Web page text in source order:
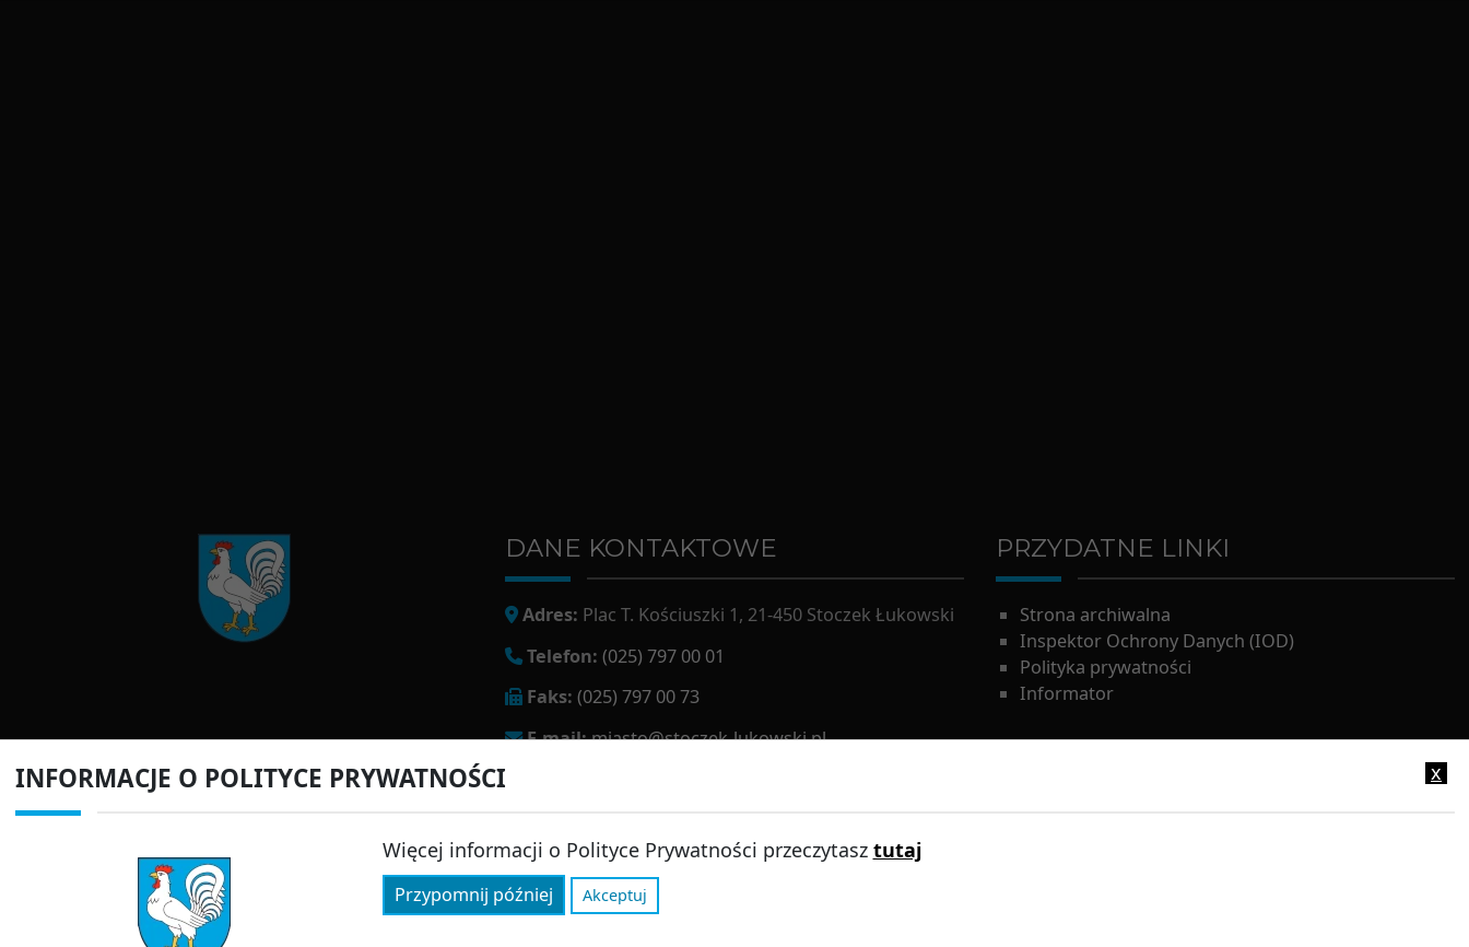
DANE KONTAKTOWE
Adres: Plac T. Kościuszki 1, 21-450 Stoczek Łukowski
Telefon: (025) 797 00 01
Faks: (025) 797 00 73
E-mail:miasto@stoczek-lukowski.pl
PRZYDATNE LINKI
Strona archiwalna
Inspektor Ochrony Danych (IOD)
Polityka prywatności
Informator
x
INFORMACJE O POLITYCE PRYWATNOŚCI
Więcej informacji o Polityce Prywatności przeczytasz tutaj
Przypomnij później Akceptuj